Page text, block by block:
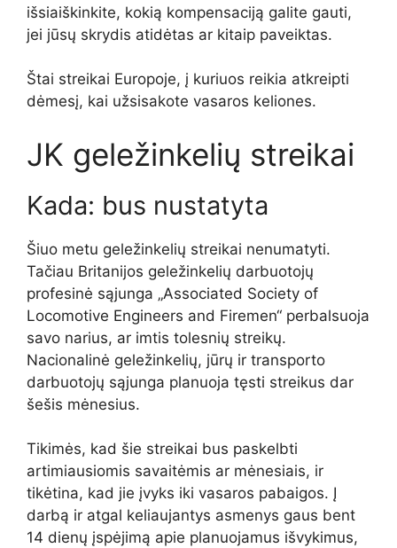
išsiaiškinkite, kokią kompensaciją galite gauti,
jei jūsų skrydis atidėtas ar kitaip paveiktas.
Štai streikai Europoje, į kuriuos reikia atkreipti
dėmesį, kai užsisakote vasaros keliones.
JK geležinkelių streikai
Kada: bus nustatyta
Šiuo metu geležinkelių streikai nenumatyti.
Tačiau Britanijos geležinkelių darbuotojų
profesinė sąjunga „Associated Society of
Locomotive Engineers and Firemen“ perbalsuoja
savo narius, ar imtis tolesnių streikų.
Nacionalinė geležinkelių, jūrų ir transporto
darbuotojų sąjunga planuoja tęsti streikus dar
šešis mėnesius.
Tikimės, kad šie streikai bus paskelbti
artimiausiomis savaitėmis ar mėnesiais, ir
tikėtina, kad jie įvyks iki vasaros pabaigos. Į
darbą ir atgal keliaujantys asmenys gaus bent
14 dienų įspėjimą apie planuojamus išvykimus,